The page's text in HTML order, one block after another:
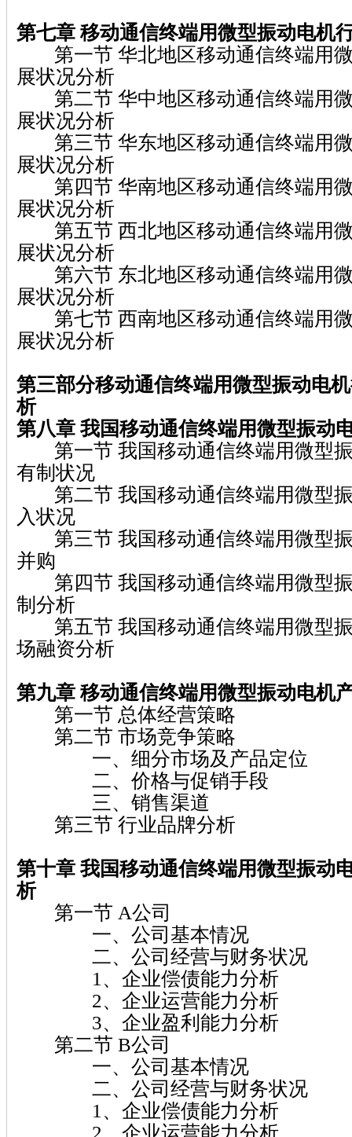
第七章 移动通信终端用微型振动电机
第一节 华北地区移动通信终端用
展状况分析
第二节 华中地区移动通信终端用
展状况分析
第三节 华东地区移动通信终端用
展状况分析
第四节 华南地区移动通信终端用
展状况分析
第五节 西北地区移动通信终端用
展状况分析
第六节 东北地区移动通信终端用
展状况分析
第七节 西南地区移动通信终端用
展状况分析
第三部分移动通信终端用微型振动电机
析
第八章 我国移动通信终端用微型振动
第一节 我国移动通信终端用微型
有制状况
第二节 我国移动通信终端用微型
入状况
第三节 我国移动通信终端用微型
并购
第四节 我国移动通信终端用微型
制分析
第五节 我国移动通信终端用微型
场融资分析
第九章 移动通信终端用微型振动电机
第一节 总体经营策略
第二节 市场竞争策略
一、细分市场及产品定位
二、价格与促销手段
三、销售渠道
第三节 行业品牌分析
第十章 我国移动通信终端用微型振动
析
第一节 A公司
一、公司基本情况
二、公司经营与财务状况
1、企业偿债能力分析
2、企业运营能力分析
3、企业盈利能力分析
第二节 B公司
一、公司基本情况
二、公司经营与财务状况
1、企业偿债能力分析
2、企业运营能力分析